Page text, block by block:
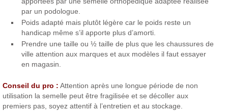
par un podologue.
Poids adapté mais plutôt légère car le poids reste un
handicap même s’il apporte plus d’amorti.
Prendre une taille ou ½ taille de plus que les chaussures de
ville attention aux marques et aux modèles il faut essayer
en magasin.
Conseil du pro : Attention après une longue période de non
utilisation la semelle peut être fragilisée et se décoller aux
premiers pas, soyez attentif à l’entretien et au stockage.